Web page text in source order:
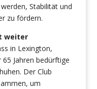
Stabilität und
zu fördern.
weiter
in Lexington,
Jahren bedürftige
Der Club
um